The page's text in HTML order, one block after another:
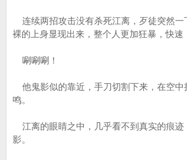
连续两招攻击没有杀死江离，歹徒突然一
裸的上身显现出来，整个人更加狂暴，快速
唰唰唰！
他鬼影似的靠近，手刀切割下来，在空中
鸣。
江离的眼睛之中，几乎看不到真实的痕迹
影。